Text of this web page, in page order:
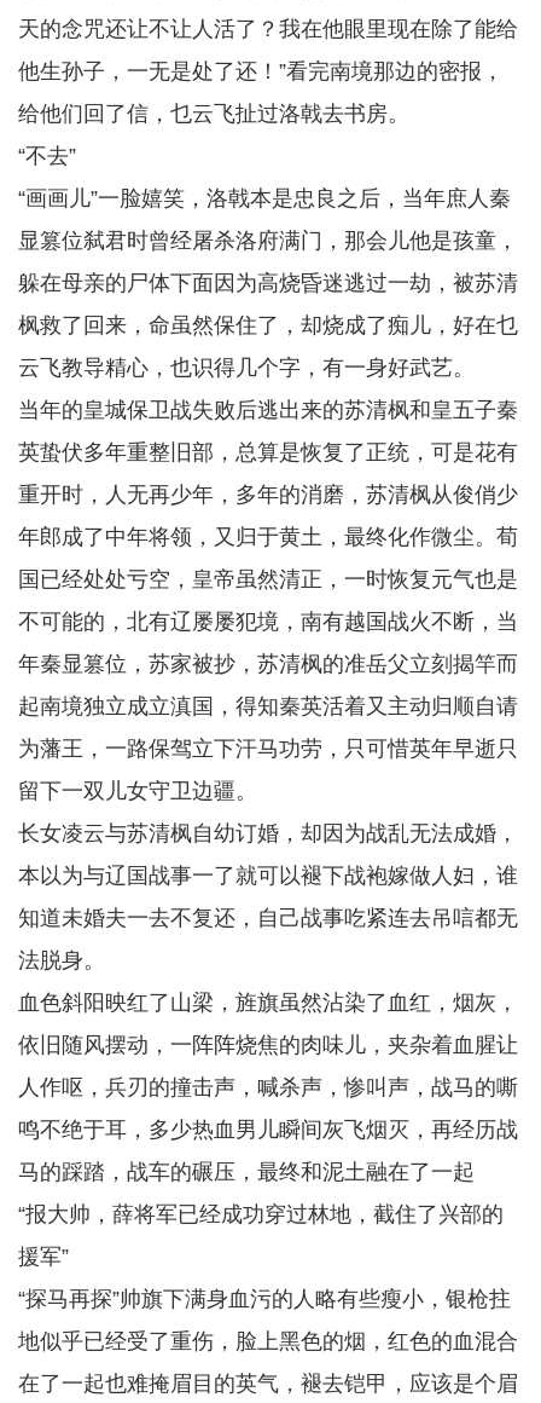
天的念咒还让不让人活了？我在他眼里现在除了能给
他生孙子，一无是处了还！”看完南境那边的密报，
给他们回了信，乜云飞扯过洛戟去书房。
“不去”
“画画儿”一脸嬉笑，洛戟本是忠良之后，当年庶人秦
显篡位弑君时曾经屠杀洛府满门，那会儿他是孩童，
躲在母亲的尸体下面因为高烧昏迷逃过一劫，被苏清
枫救了回来，命虽然保住了，却烧成了痴儿，好在乜
云飞教导精心，也识得几个字，有一身好武艺。
当年的皇城保卫战失败后逃出来的苏清枫和皇五子秦
英蛰伏多年重整旧部，总算是恢复了正统，可是花有
重开时，人无再少年，多年的消磨，苏清枫从俊俏少
年郎成了中年将领，又归于黄土，最终化作微尘。荀
国已经处处亏空，皇帝虽然清正，一时恢复元气也是
不可能的，北有辽屡屡犯境，南有越国战火不断，当
年秦显篡位，苏家被抄，苏清枫的准岳父立刻揭竿而
起南境独立成立滇国，得知秦英活着又主动归顺自请
为藩王，一路保驾立下汗马功劳，只可惜英年早逝只
留下一双儿女守卫边疆。
长女凌云与苏清枫自幼订婚，却因为战乱无法成婚，
本以为与辽国战事一了就可以褪下战袍嫁做人妇，谁
知道未婚夫一去不复还，自己战事吃紧连去吊唁都无
法脱身。
血色斜阳映红了山梁，旌旗虽然沾染了血红，烟灰，
依旧随风摆动，一阵阵烧焦的肉味儿，夹杂着血腥让
人作呕，兵刃的撞击声，喊杀声，惨叫声，战马的嘶
鸣不绝于耳，多少热血男儿瞬间灰飞烟灭，再经历战
马的踩踏，战车的碾压，最终和泥土融在了一起
“报大帅，薛将军已经成功穿过林地，截住了兴部的
援军”
“探马再探”帅旗下满身血污的人略有些瘦小，银枪拄
地似乎已经受了重伤，脸上黑色的烟，红色的血混合
在了一起也难掩眉目的英气，褪去铠甲，应该是个眉